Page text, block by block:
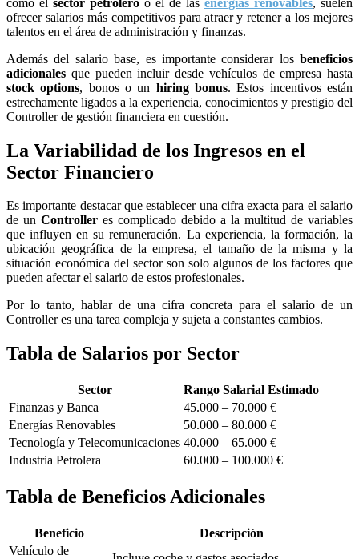
ofrecer salarios más competitivos para atraer y retener a los mejores
talentos en el área de administración y finanzas.
Además del salario base, es importante considerar los beneficios
adicionales que pueden incluir desde vehículos de empresa hasta
stock options, bonos o un hiring bonus. Estos incentivos están
estrechamente ligados a la experiencia, conocimientos y prestigio del
Controller de gestión financiera en cuestión.
La Variabilidad de los Ingresos en el
Sector Financiero
Es importante destacar que establecer una cifra exacta para el salario
de un Controller es complicado debido a la multitud de variables
que influyen en su remuneración. La experiencia, la formación, la
ubicación geográfica de la empresa, el tamaño de la misma y la
situación económica del sector son solo algunos de los factores que
pueden afectar el salario de estos profesionales.
Por lo tanto, hablar de una cifra concreta para el salario de un
Controller es una tarea compleja y sujeta a constantes cambios.
Tabla de Salarios por Sector
Sector
Rango Salarial Estimado
Finanzas y Banca
45.000 – 70.000 €
Energías Renovables
50.000 – 80.000 €
Tecnología y Telecomunicaciones 40.000 – 65.000 €
Industria Petrolera
60.000 – 100.000 €
Tabla de Beneficios Adicionales
Beneficio
Descripción
Vehículo de